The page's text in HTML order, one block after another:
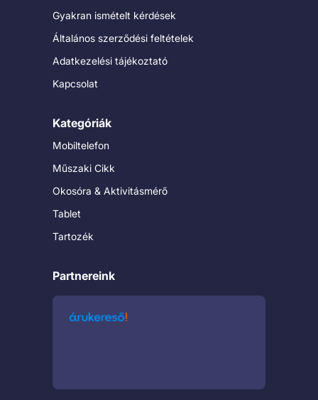
Gyakran ismételt kérdések
Általános szerződési feltételek
Adatkezelési tájékoztató
Kapcsolat
Kategóriák
Mobiltelefon
Műszaki Cikk
Okosóra & Aktivitásmérő
Tablet
Tartozék
Partnereink